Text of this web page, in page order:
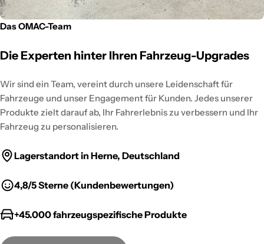
Das OMAC-Team
Die Experten hinter Ihren Fahrzeug-Upgrades
Wir sind ein Team, vereint durch unsere Leidenschaft für
Fahrzeuge und unser Engagement für Kunden. Jedes unserer
Produkte zielt darauf ab, Ihr Fahrerlebnis zu verbessern und Ihr
Fahrzeug zu personalisieren.
Lagerstandort in Herne, Deutschland
4,8/5 Sterne (Kundenbewertungen)
+45.000 fahrzeugspezifische Produkte